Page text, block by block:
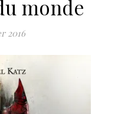
monde
2016